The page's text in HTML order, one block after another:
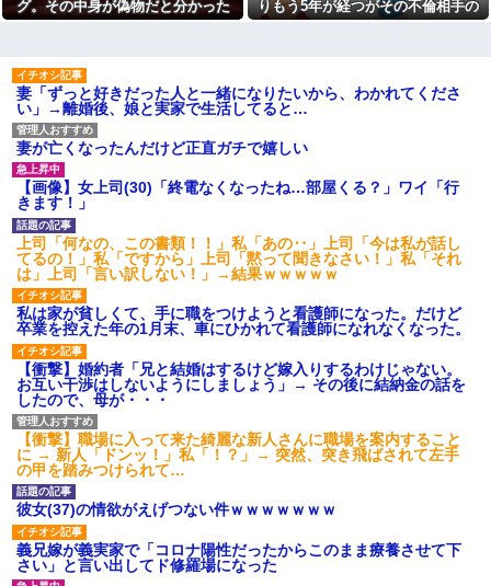
ぎになり…
警察何分で来るの！？早くし
ろ！怒」私「はぁ？」そこへ警...
【爆笑動画】ママさん「新し
い洗濯機買って1発目に回したら
コレw」←こwれwはw w w w w
w w w w w
【画像】カリスマ美容師さ
ん、ココリコ田中みたいなチー
牛を大変身させた結果がこちらw
w w w w w w w w w w
【画像】令和最新版の宇垣美
里さん←こう言うのでいいんだ
よが目一杯詰まってると話題にw
w w w w w w w w
【画像】ディズニーのおいな
り巻（600円）、流石にアレすぎ
て賛否両論の大炎上をしてしま
うw w w w w w w
【衝撃】ジャンポケ斉藤の被
害女性「バウムクーヘン売った
りTikTokライブしててムカつい
たから示談しなかった」←コレ
ってさ…
【悲報】 ワイ「ラーメン一袋
だけじゃ足らんわ！二袋作った
ろ！」→結果ｗｗｗ
ハードオフに売っていた4万
4000円のフィギュアがヤバすぎ
るｗｗｗｗｗｗ「こんな高い
の？ｗｗ」「逆に超安い」
コトメが女の子を出産したの
で義実家へアポ無し凸。「コト
士仲良くしましょう。
【疑問】スポーツ漫画で退部
たかったんだよ」って言い出す
理由ｗｗｗｗｗ
文系学部卒ってどんな仕事に
就くの？結局何で食っていくか
映画デートの予定をドタキャ
ンされて、見てない映画のチケ
代を奢らされて、これはダメだ
と思って別れたよ
え！」タダ働きさせようとする
義両親に時給3000円・残業なし
ら、ブチギレられて絶句ｗｗ←
タダで働く嫁がいるわけないだ
ろ
悪い上司は陰口の対象によくな
っていたが・・・
お盆になると旦那の祖父母宅
うんだけどトメに誘われると断
主な税金の成り立ちを調べて
みたよ
グ。その中身が偽物だと分かった
りもう5年が経つがその不倫相手の
妻「ずっと好きだった人と一緒になりたいから、わかれてくださ
い」→離婚後、娘と実家で生活してると…
妻が亡くなったんだけど正直ガチで嬉しい
【画像】女上司(30)「終電なくなったね…部屋くる？」ワイ「行
きます！」
上司「何なの、この書類！！」私「あの‥」上司「今は私が話し
てるの！」私「ですから」上司「黙って聞きなさい！」私「それ
は」上司「言い訳しない！」→結果ｗｗｗｗｗ
私は家が貧しくて、手に職をつけようと看護師になった。だけど
卒業を控えた年の1月末、車にひかれて看護師になれなくなった。
【衝撃】婚約者「兄と結婚はするけど嫁入りするわけじゃない。
お互い干渉はしないようにしましょう」→ その後に結納金の話を
したので、母が・・・
【衝撃】職場に入って来た綺麗な新人さんに職場を案内すること
に → 新人「ドンッ！」私「！？」→ 突然、突き飛ばされて左手
の甲を踏みつけられて…
彼女(37)の情欲がえげつない件ｗｗｗｗｗｗｗ
義兄嫁が義実家で「コロナ陽性だったからこのまま療養させて下
さい」と言い出してド修羅場になった